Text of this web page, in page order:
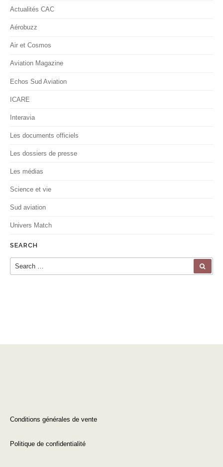
Actualités CAC
Aérobuzz
Air et Cosmos
Aviation Magazine
Echos Sud Aviation
ICARE
Interavia
Les documents officiels
Les dossiers de presse
Les médias
Science et vie
Sud aviation
Univers Match
SEARCH
Search for:
Conditions générales de vente
Politique de confidentialité